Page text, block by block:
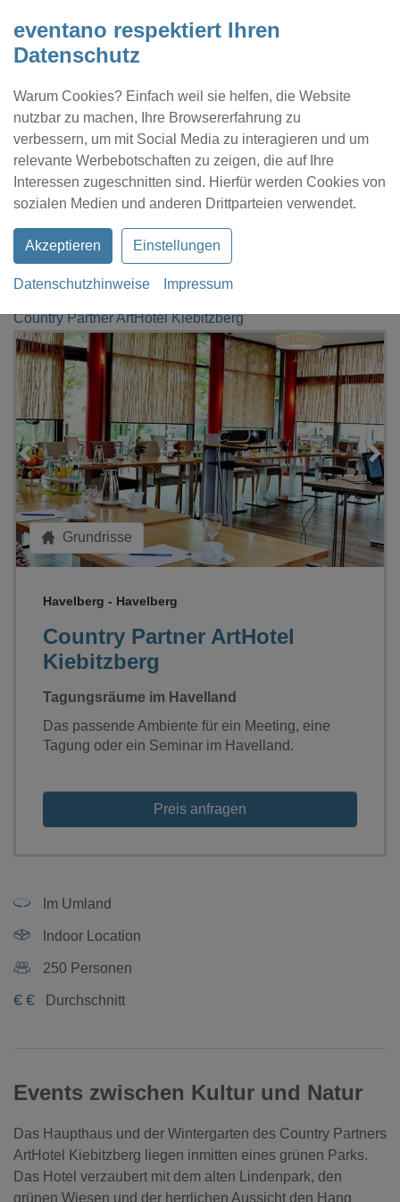
eventano respektiert Ihren
Datenschutz
Warum Cookies? Einfach weil sie helfen, die Website
nutzbar zu machen, Ihre Browsererfahrung zu
verbessern, um mit Social Media zu interagieren und um
relevante Werbebotschaften zu zeigen, die auf Ihre
Interessen zugeschnitten sind. Hierfür werden Cookies von
sozialen Medien und anderen Drittparteien verwendet.
Akzeptieren Einstellungen
Datenschutzhinweise Impressum
Kontakt Location eintragen Profil
Country Partner ArtHotel Kiebitzberg
Loading...
Grundrisse
Country Partner ArtHotel
Kiebitzberg
Havelberg - Havelberg
Tagungsräume im Havelland
Das passende Ambiente für ein Meeting, eine
Tagung oder ein Seminar im Havelland.
Preis anfragen
Im Umland
Indoor Location
250 Personen
€ € Durchschnitt
Events zwischen Kultur und Natur
Das Haupthaus und der Wintergarten des Country Partners
ArtHotel Kiebitzberg liegen inmitten eines grünen Parks.
Das Hotel verzaubert mit dem alten Lindenpark, den
grünen Wiesen und der herrlichen Aussicht den Hang